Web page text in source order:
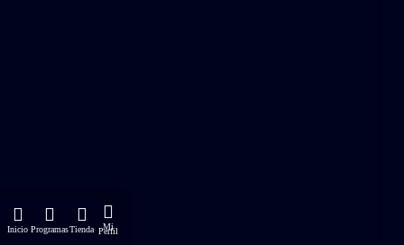
Inicio ProgramasTienda Mi
Perfil